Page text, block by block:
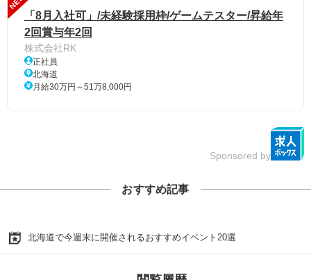
「8月入社可」/未経験採用枠/ゲームテスター/昇給年
2回賞与年2回
株式会社RK
正社員
北海道
月給30万円～51万8,000円
Sponsored by
おすすめ記事
北海道で今週末に開催されるおすすめイベント20選